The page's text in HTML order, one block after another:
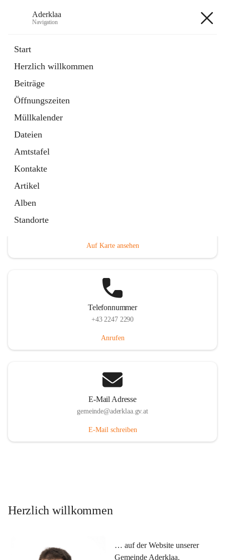
Aderklaa
Navigation
Start
Herzlich willkommen
Beiträge
Öffnungszeiten
Müllkalender
Dateien
Amtstafel
Kontakte
Artikel
Alben
Standorte
6 Schnellzugriffe
Gemeinde
3 Schnellzugriffe
Auf Karte ansehen
Telefonnummer
+43 2247 2290
Anrufen
E-Mail Adresse
gemeinde@aderklaa.gv.at
E-Mail schreiben
Herzlich willkommen
… auf der Website unserer
Gemeinde Aderklaa.